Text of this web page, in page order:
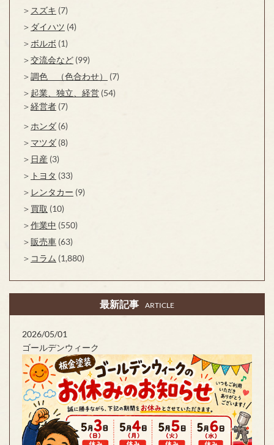
スズキ (7)
ダイハツ (4)
ボルボ (1)
交流会など (99)
調色 （色合わせ）
(7)
起業、独立、経営 (54)
経営者 (7)
ホンダ (6)
マツダ (8)
日産 (3)
トヨタ (33)
レンタカー (9)
買取 (10)
作業中 (550)
販売車 (63)
コラム (1,880)
最新記事 ARTICLE
2026/05/01
ゴールデンウィーク